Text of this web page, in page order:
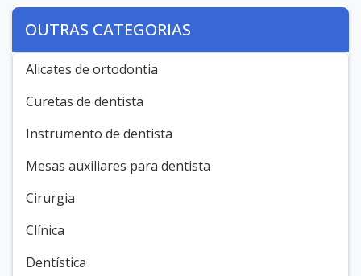
OUTRAS CATEGORIAS
Alicates de ortodontia
Curetas de dentista
Instrumento de dentista
Mesas auxiliares para dentista
Cirurgia
Clínica
Dentística